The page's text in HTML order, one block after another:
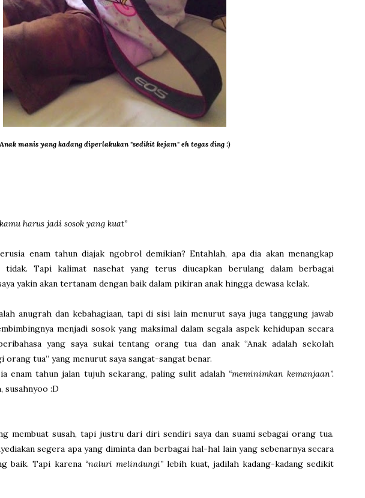
Anak manis yang kadang diperlakukan "sedikit kejam" eh tegas ding :)
harus jadi sosok yang kuat”
enam tahun diajak ngobrol demikian? Entahlah, apa dia akan menangkap
tidak. Tapi kalimat nasehat yang terus diucapkan berulang dalam berbagai
yakin akan tertanam dengan baik dalam pikiran anak hingga dewasa kelak.
anugrah dan kebahagiaan, tapi di sisi lain menurut saya juga tanggung jawab
menjadi sosok yang maksimal dalam segala aspek kehidupan secara
yang saya sukai tentang orang tua dan anak “Anak adalah sekolah
orang tua” yang menurut saya sangat-sangat benar.
enam tahun jalan tujuh sekarang, paling sulit adalah “meminimkan kemanjaan”.
susahnyoo :D
membuat susah, tapi justru dari diri sendiri saya dan suami sebagai orang tua.
segera apa yang diminta dan berbagai hal-hal lain yang sebenarnya secara
baik. Tapi karena “naluri melindungi”lebih kuat, jadilah kadang-kadang sedikit